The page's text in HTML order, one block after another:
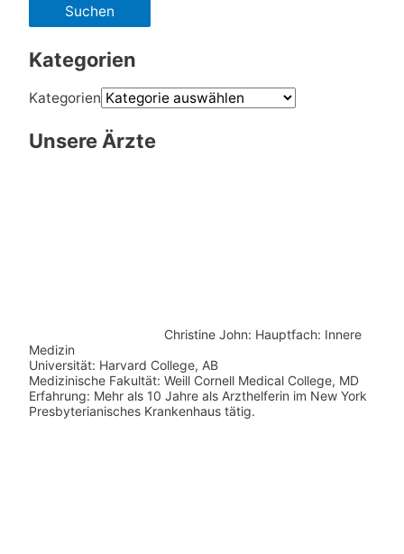
Kategorien
Kategorien
Unsere Ärzte
Christine John: Hauptfach: Innere
Medizin
Universität: Harvard College, AB
Medizinische Fakultät: Weill Cornell Medical College, MD
Erfahrung: Mehr als 10 Jahre als Arzthelferin im New York
Presbyterianisches Krankenhaus tätig.